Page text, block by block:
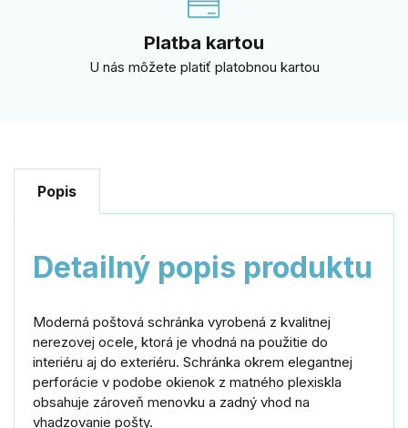
Platba kartou
U nás môžete platiť platobnou kartou
Popis
Detailný popis produktu
Moderná poštová schránka vyrobená z kvalitnej
nerezovej ocele, ktorá je vhodná na použitie do
interiéru aj do exteriéru. Schránka okrem elegantnej
perforácie v podobe okienok z matného plexiskla
obsahuje zároveň menovku a zadný vhod na
vhadzovanie pošty.